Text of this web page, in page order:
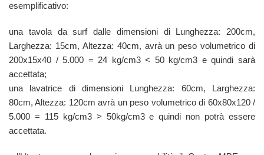
esemplificativo:
una tavola da surf dalle dimensioni di Lunghezza: 200cm,
Larghezza: 15cm, Altezza: 40cm, avrà un peso volumetrico di
200x15x40 / 5.000 = 24 kg/cm3 < 50 kg/cm3 e quindi sarà
accettata;
una lavatrice di dimensioni Lunghezza: 60cm, Larghezza:
80cm, Altezza: 120cm avrà un peso volumetrico di 60x80x120 /
5.000 = 115 kg/cm3 > 50kg/cm3 e quindi non potrà essere
accettata.